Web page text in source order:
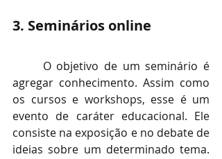
3. Seminários online
O objetivo de um seminário é
agregar conhecimento. Assim como
os cursos e workshops, esse é um
evento de caráter educacional. Ele
consiste na exposição e no debate de
ideias sobre um determinado tema.